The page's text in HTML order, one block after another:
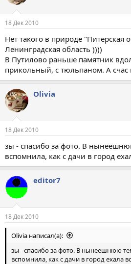
18 Дек 2010
Нет такого в природе "Питерская
Ленинградская область ))))
В Путилово раньше памятник
прикольный, с тюльпаном. А счас
Olivia
18 Дек 2010
зы - спасибо за фото. В
вспомнила, как с дачи в город
editor7
18 Дек 2010
Olivia написал(а):
зы - спасибо за фото. В нынеешнюю
вспомнила, как с дачи в город ехала